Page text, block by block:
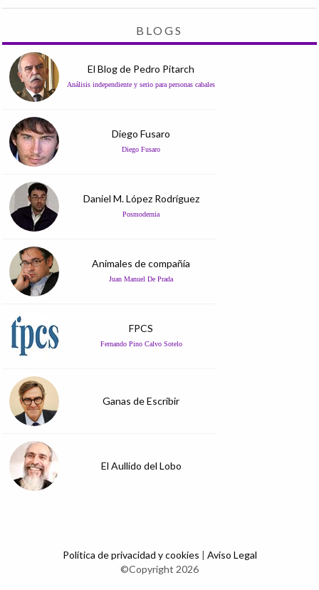
BLOGS
El Blog de Pedro Pitarch
Análisis independiente y serio para personas cabales
Diego Fusaro
Diego Fusaro
Daniel M. López Rodríguez
Posmodernia
Animales de compañía
Juan Manuel De Prada
FPCS
Fernando Pino Calvo Sotelo
Ganas de Escribir
El Aullido del Lobo
Política de privacidad y cookies | Aviso Legal
©Copyright 2026